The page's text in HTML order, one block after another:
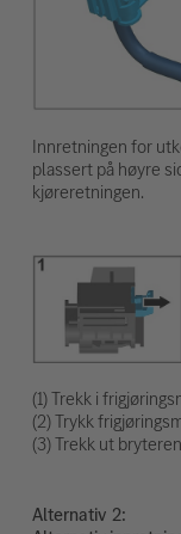
Innretningen for
plassert på høyre
kjøreretningen.
(1) Trekk i
(2) Trykk
(3) Trekk ut bryteren
Alternativ